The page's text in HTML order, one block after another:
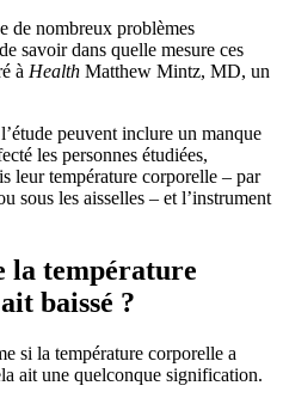
de nombreux problèmes
savoir dans quelle mesure ces
à Health Matthew Mintz, MD, un
peuvent inclure un manque
les personnes étudiées,
leur température corporelle – par
sous les aisselles – et l’instrument
la température
baissé ?
si la température corporelle a
ait une quelconque signification.